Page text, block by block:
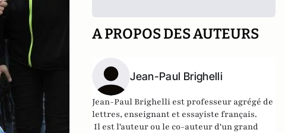
A PROPOS DES AUTEURS
Jean-Paul Brighelli
Jean-Paul Brighelli est professeur agrégé de
lettres, enseignant et essayiste français.
Il est l'auteur ou le co-auteur d'un grand